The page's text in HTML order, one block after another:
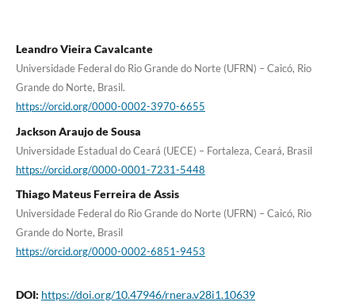
Leandro Vieira Cavalcante
Universidade Federal do Rio Grande do Norte (UFRN) – Caicó, Rio
Grande do Norte, Brasil.
https://orcid.org/0000-0002-3970-6655
Jackson Araujo de Sousa
Universidade Estadual do Ceará (UECE) – Fortaleza, Ceará, Brasil
https://orcid.org/0000-0001-7231-5448
Thiago Mateus Ferreira de Assis
Universidade Federal do Rio Grande do Norte (UFRN) – Caicó, Rio
Grande do Norte, Brasil
https://orcid.org/0000-0002-6851-9453
DOI: https://doi.org/10.47946/rnera.v28i1.10639